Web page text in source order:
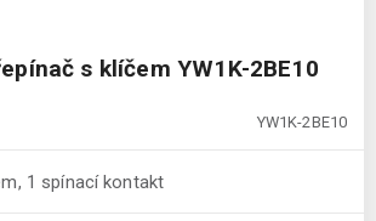
s klíčem YW1K-2BE10
YW1K-2BE10
1 spínací kontakt